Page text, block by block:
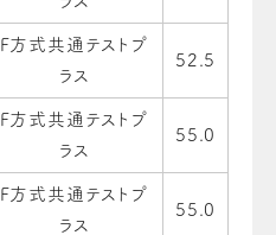
F方式共通テストプ
ラス
52.5
F方式共通テストプ
ラス
55.0
F方式共通テストプ
ラス
55.0